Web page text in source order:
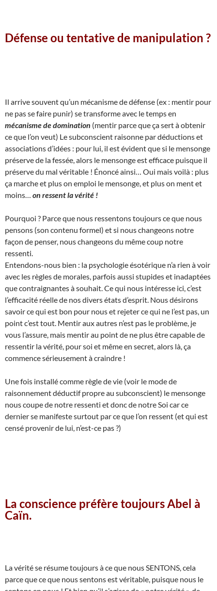
Défense ou tentative de manipulation ?
Il arrive souvent qu’un mécanisme de défense (ex : mentir pour
ne pas se faire punir) se transforme avec le temps en
mécanisme de domination (mentir parce que ça sert à obtenir
ce que l’on veut) Le subconscient raisonne par déductions et
associations d’idées : pour lui, il est évident que si le mensonge
préserve de la fessée, alors le mensonge est efficace puisque il
préserve du mal véritable ! Énoncé ainsi… Oui mais voilà : plus
ça marche et plus on emploi le mensonge, et plus on ment et
moins… on ressent la vérité !
Pourquoi ? Parce que nous ressentons toujours ce que nous
pensons (son contenu formel) et si nous changeons notre
façon de penser, nous changeons du même coup notre
ressenti.
Entendons-nous bien : la psychologie ésotérique n’a rien à voir
avec les règles de morales, parfois aussi stupides et inadaptées
que contraignantes à souhait. Ce qui nous intéresse ici, c’est
l’efficacité réelle de nos divers états d’esprit. Nous désirons
savoir ce qui est bon pour nous et rejeter ce qui ne l’est pas, un
point c’est tout. Mentir aux autres n’est pas le problème, je
vous l’assure, mais mentir au point de ne plus être capable de
ressentir la vérité, pour soi et même en secret, alors là, ça
commence sérieusement à craindre !
Une fois installé comme règle de vie (voir le mode de
raisonnement déductif propre au subconscient) le mensonge
nous coupe de notre ressenti et donc de notre Soi car ce
dernier se manifeste surtout par ce que l’on ressent (et qui est
censé provenir de lui, n’est-ce pas ?)
La conscience préfère toujours Abel à
Caïn.
La vérité se résume toujours à ce que nous SENTONS, cela
parce que ce que nous sentons est véritable, puisque nous le